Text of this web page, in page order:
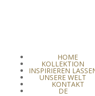
HOME
KOLLEKTION
INSPIRIEREN
UNSERE WELT
KONTAKT
DE